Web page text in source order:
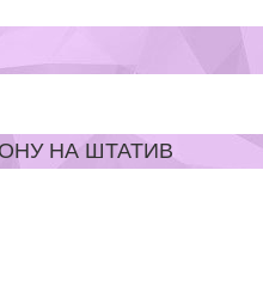
НА ШТАТИВ